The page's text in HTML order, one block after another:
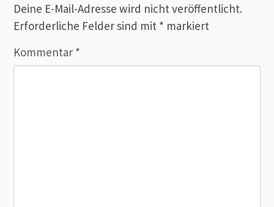
Deine E-Mail-Adresse wird nicht veröffentlicht.
Erforderliche Felder sind mit * markiert
Kommentar *